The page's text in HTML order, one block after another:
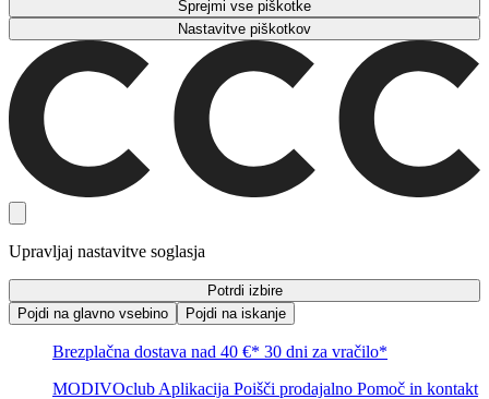
Sprejmi vse piškotke
Nastavitve piškotkov
Upravljaj nastavitve soglasja
Potrdi izbire
Pojdi na glavno vsebino
Pojdi na iskanje
Brezplačna dostava nad 40 €* 30 dni za vračilo*
MODIVOclub Aplikacija Poišči prodajalno Pomoč in kontakt